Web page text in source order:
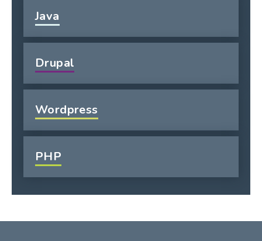
Java
Drupal
Wordpress
PHP